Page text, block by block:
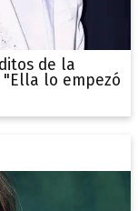
de la
"Ella lo empezó